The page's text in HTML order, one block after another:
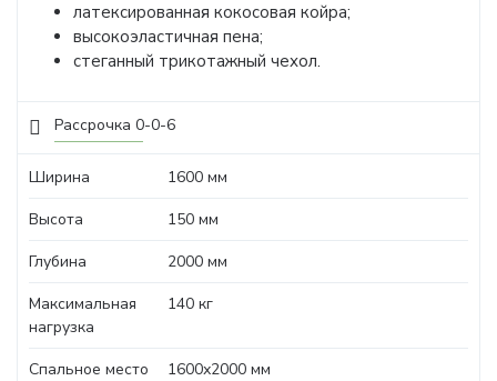
Рассрочка 0-0-6
латексированная кокосовая койра;
высокоэластичная пена;
стеганный трикотажный чехол.
Ширина
1600 мм
Высота
150 мм
Глубина
2000 мм
Максимальная
нагрузка
140 кг
Спальное место 1600х2000 мм